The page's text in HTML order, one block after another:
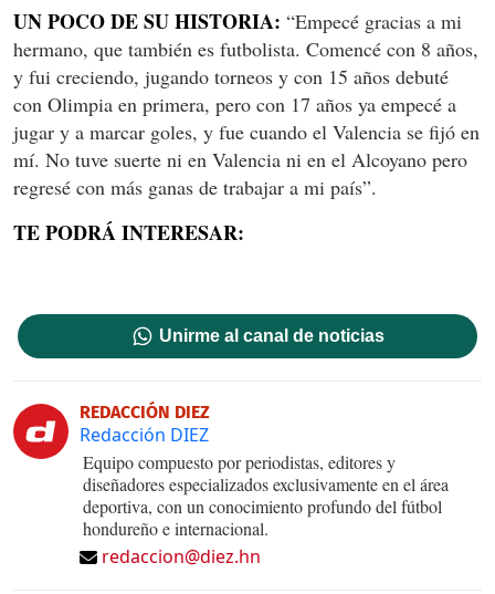
UN POCO DE SU HISTORIA: “Empecé gracias a mi
hermano, que también es futbolista. Comencé con 8 años,
y fui creciendo, jugando torneos y con 15 años debuté
con Olimpia en primera, pero con 17 años ya empecé a
jugar y a marcar goles, y fue cuando el Valencia se fijó en
mí. No tuve suerte ni en Valencia ni en el Alcoyano pero
regresé con más ganas de trabajar a mi país”.
TE PODRÁ INTERESAR:
Unirme al canal de noticias
REDACCIÓN DIEZ
Redacción DIEZ
Equipo compuesto por periodistas, editores y
diseñadores especializados exclusivamente en el área
deportiva, con un conocimiento profundo del fútbol
hondureño e internacional.
redaccion@diez.hn